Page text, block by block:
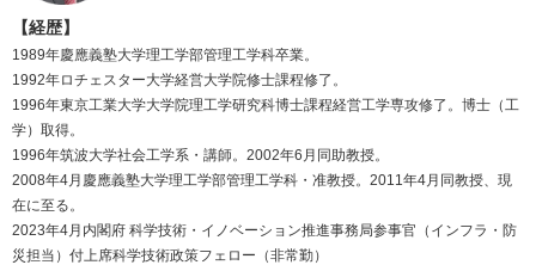
【経歴】
1989年慶應義塾大学理工学部管理工学科卒業。
1992年ロチェスター大学経営大学院修士課程修了。
1996年東京工業大学大学院理工学研究科博士課程経営工学専攻修了。博士（工
学）取得。
1996年筑波大学社会工学系・講師。2002年6月同助教授。
2008年4月慶應義塾大学理工学部管理工学科・准教授。2011年4月同教授、現
在に至る。
2023年4月内閣府 科学技術・イノベーション推進事務局参事官（インフラ・防
災担当）付上席科学技術政策フェロー（非常勤）